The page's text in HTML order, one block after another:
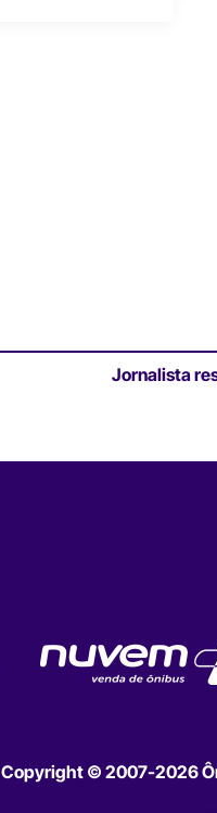
Jornalista
Copyright © 2007-2026